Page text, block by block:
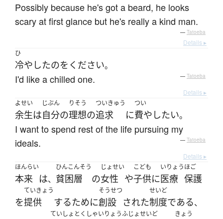
Possibly because he's got a beard, he looks
scary at first glance but he's really a kind man.
— Tatoeba
Details ▸
ひ
冷やしたのを ください。
I'd like a chilled one. — Tatoeba
Details ▸
よせい
余生は
じぶん
自分の
りそう
理想の
ついきゅう
追求 に
つい
費やしたい。
I want to spend rest of the life pursuing my
ideals.
— Tatoeba
Details ▸
ほんらい
本来 は、
ひんこんそう
貧困層 の
じょせい
女性 や
こども
子供に
いりょう
医療
ほご
保護
を
ていきょう
提供 するために
そうせつ
創設 された
せいど
制度である、
ていしょとくしゃいりょうふじょせいど きょう